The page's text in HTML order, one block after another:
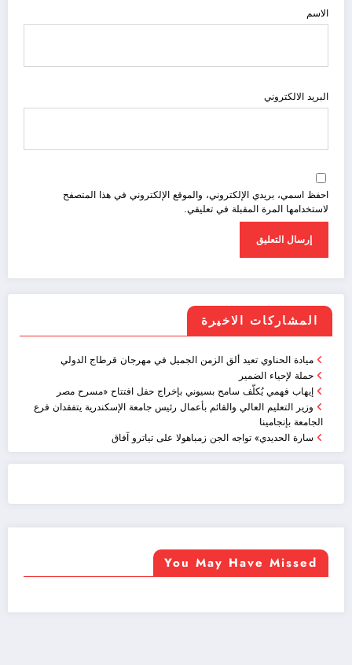
الاسم
البريد الالكتروني
احفظ اسمي، بريدي الإلكتروني، والموقع الإلكتروني في هذا المتصفح
لاستخدامها المرة المقبلة في تعليقي.
المشاركات الاخيرة
ميادة الحناوي تعيد ألق الزمن الجميل في مهرجان قرطاج الدولي
حملة لإحياء الضمير
إيهاب فهمي يُكلّف سامح بسيوني بإخراج حفل افتتاح «مسرح مصر
وزير التعليم العالي والقائم بأعمال رئيس جامعة الإسكندرية يتفقدان فرع
الجامعة بإنجامينا
سارة الحديدي» تواجه الجن زمباهولا على تياترو آفاق
You May Have Missed